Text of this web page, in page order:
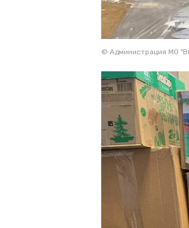
© Администрация МО